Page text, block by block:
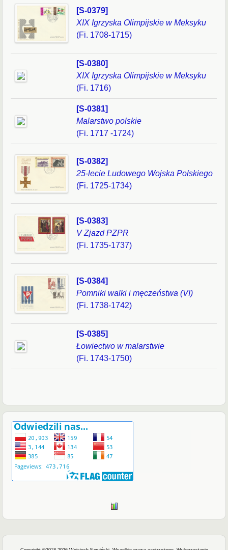
[S-0379]
XIX Igrzyska Olimpijskie w Meksyku
(Fi. 1708-1715)
[S-0380]
XIX Igrzyska Olimpijskie w Meksyku
(Fi. 1716)
[S-0381]
Malarstwo polskie
(Fi. 1717 -1724)
[S-0382]
25-lecie Ludowego Wojska Polskiego
(Fi. 1725-1734)
[S-0383]
V Zjazd PZPR
(Fi. 1735-1737)
[S-0384]
Pomniki walki i męczeństwa (VI)
(Fi. 1738-1742)
[S-0385]
Łowiectwo w malarstwie
(Fi. 1743-1750)